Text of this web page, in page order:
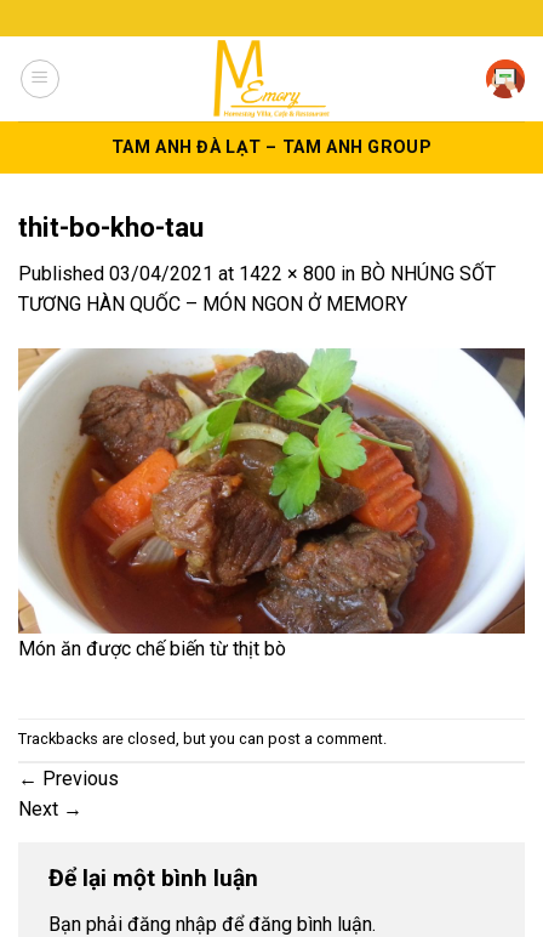
to
content
TAM ANH ĐÀ LẠT – TAM ANH GROUP
thit-bo-kho-tau
Published 03/04/2021 at 1422 × 800 in BÒ NHÚNG SỐT
TƯƠNG HÀN QUỐC – MÓN NGON Ở MEMORY
Món ăn được chế biến từ thịt bò
Trackbacks are closed, but you can post a comment.
← Previous
Next →
Để lại một bình luận
Bạn phải đăng nhập để đăng bình luận.